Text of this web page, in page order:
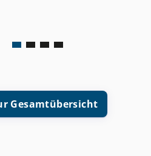
Gesamtübersicht